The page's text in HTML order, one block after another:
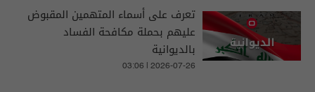
تعرف على أسماء المتهمين المقبوض
عليهم بحملة مكافحة الفساد
بالديوانية
03:06 | 2026-07-26